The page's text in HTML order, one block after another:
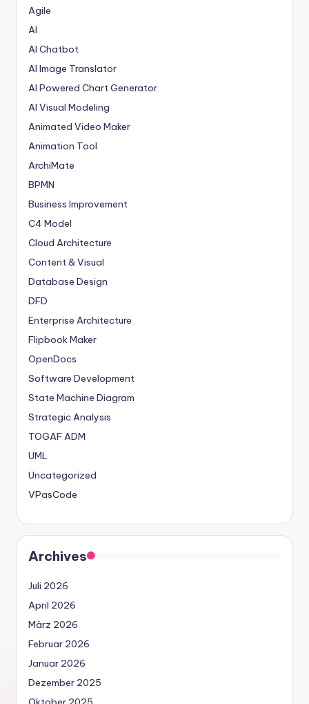
Agile
AI
AI Chatbot
AI Image Translator
AI Powered Chart Generator
AI Visual Modeling
Animated Video Maker
Animation Tool
ArchiMate
BPMN
Business Improvement
C4 Model
Cloud Architecture
Content & Visual
Database Design
DFD
Enterprise Architecture
Flipbook Maker
OpenDocs
Software Development
State Machine Diagram
Strategic Analysis
TOGAF ADM
UML
Uncategorized
VPasCode
Archives
Juli 2026
April 2026
März 2026
Februar 2026
Januar 2026
Dezember 2025